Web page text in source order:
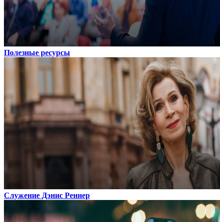
Полезные ресурсы
Служение Дэнис Реннер